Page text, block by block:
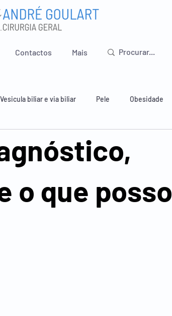
Contactos Mais
Vesicula biliar e via biliar Pele Obesidade
delgado Apêndice
o que posso